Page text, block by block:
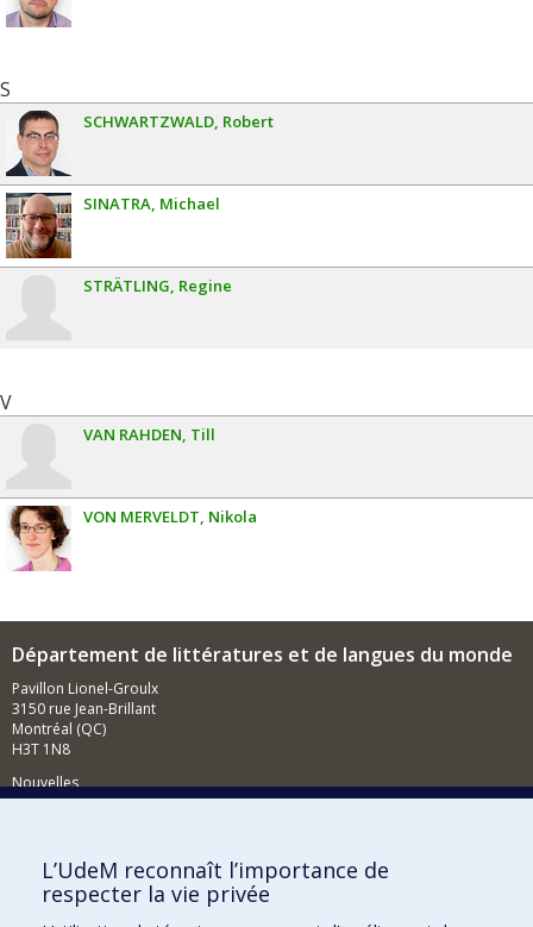
S
SCHWARTZWALD Robert
SINATRA Michael
STRÄTLING Regine
V
VAN RAHDEN Till
VON MERVELDT Nikola
Département de littératures et de langues du monde
Pavillon Lionel-Groulx
3150 rue Jean-Brillant
Montréal (QC)
H3T 1N8
Nouvelles
Comment soutenir le Département?
BESOIN D'AIDE?
L’UdeM reconnaît l’importance de
respecter la vie privée